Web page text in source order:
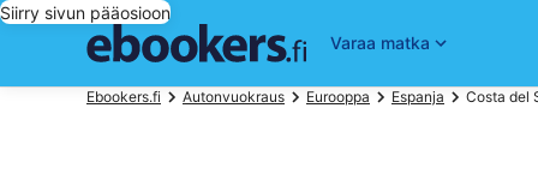
Siirry sivun pääosioon
Varaa matka
Ebookers.fi Autonvuokraus Eurooppa Espanja Costa del